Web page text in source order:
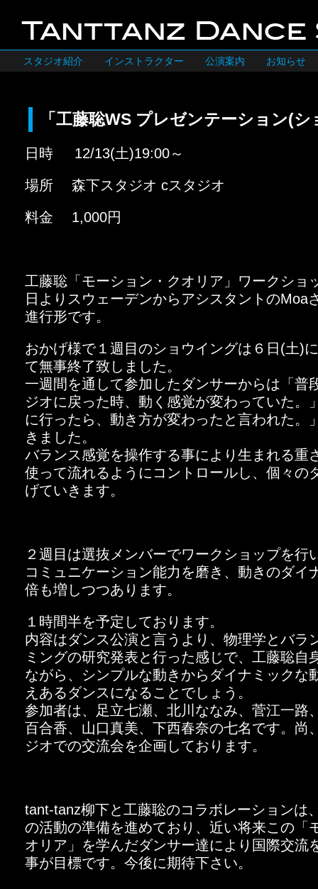
スタジオ紹介 インストラクター 公演案内 お知らせ
「工藤聡WS プレゼンテーション(
日時 12/13(土)19:00～
場所 森下スタジオ cスタジオ
料金 1,000円
工藤聡「モーション・クオリア」ワークショ
日よりスウェーデンからアシスタントのMoa
進行形です。
おかげ様で１週目のショウイングは６日(土)
て無事終了致しました。
一週間を通して参加したダンサーからは「普
ジオに戻った時、動く感覚が変わっていた。
に行ったら、動き方が変わったと言われた。
きました。
バランス感覚を操作する事により生まれる重
使って流れるようにコントロールし、個々の
げていきます。
２週目は選抜メンバーでワークショップを行
コミュニケーション能力を磨き、動きのダイ
倍も増しつつあります。
１時間半を予定しております。
内容はダンス公演と言うより、物理学とバラ
ミングの研究発表と行った感じで、工藤聡自
ながら、シンプルな動きからダイナミックな
えあるダンスになることでしょう。
参加者は、足立七瀬、北川ななみ、菅江一路
百合香、山口真美、下西春奈の七名です。尚
ジオでの交流会を企画しております。
tant-tanz柳下と工藤聡のコラボレーションは
の活動の準備を進めており、近い将来この「
オリア」を学んだダンサー達により国際交流
事が目標です。今後に期待下さい。